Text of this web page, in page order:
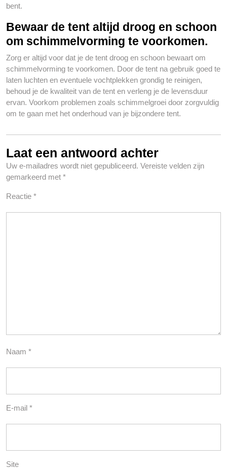
bent.
Bewaar de tent altijd droog en schoon
om schimmelvorming te voorkomen.
Zorg er altijd voor dat je de tent droog en schoon bewaart om
schimmelvorming te voorkomen. Door de tent na gebruik goed te
laten luchten en eventuele vochtplekken grondig te reinigen,
behoud je de kwaliteit van de tent en verleng je de levensduur
ervan. Voorkom problemen zoals schimmelgroei door zorgvuldig
om te gaan met het onderhoud van je bijzondere tent.
Laat een antwoord achter
Uw e-mailadres wordt niet gepubliceerd. Vereiste velden zijn
gemarkeerd met *
Reactie *
Naam *
E-mail *
Site